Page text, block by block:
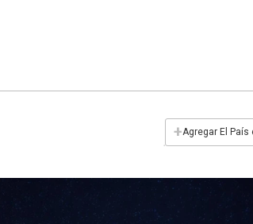
+Agregar El País